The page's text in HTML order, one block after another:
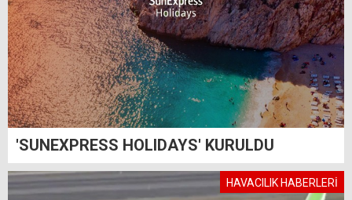
'SUNEXPRESS HOLIDAYS' KURULDU
HAVACILIK HABERLERİ